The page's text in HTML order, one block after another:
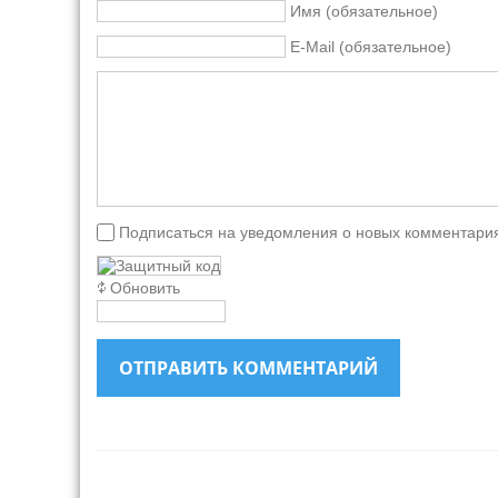
Имя (обязательное)
E-Mail (обязательное)
Подписаться на уведомления о новых
Обновить
ОТПРАВИТЬ КОММЕНТАРИЙ